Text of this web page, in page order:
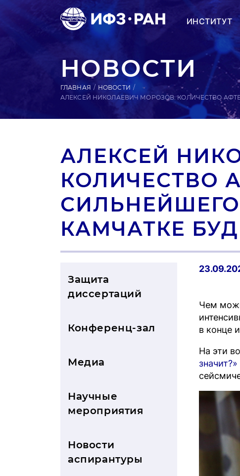
ИНСТИТУТ
НОВОСТИ
ГЛАВНАЯ
НОВОСТИ
АЛЕКСЕЙ НИКОЛАЕВИЧ МОРОЗОВ: КОЛИЧЕСТВО
АЛЕКСЕЙ
КОЛИЧЕСТВО
КАМЧАТКЕ
Защита
диссертаций
Конференц-зал
Медиа
Научные
мероприятия
Новости
аспирантуры
Чем
в конце
На эти
значит?»